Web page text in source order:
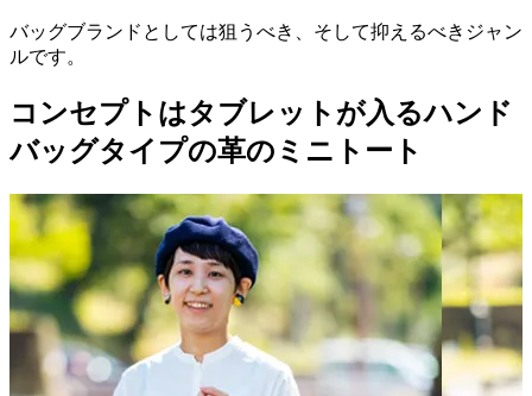
バッグブランドとしては狙うべき、そして抑えるべきジャン
ルです。
コンセプトはタブレットが入るハンド
バッグタイプの革のミニトート